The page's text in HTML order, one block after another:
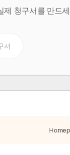
제 청구서를 만드
서